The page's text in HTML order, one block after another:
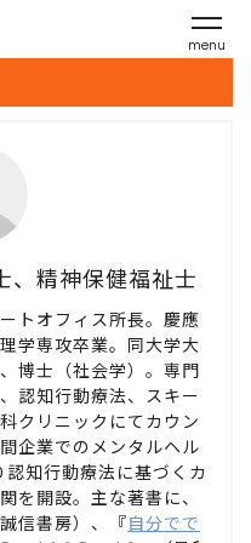
menu
、精神保健福祉士
トオフィス所長。慶應
学専攻卒業。同大学大
博士（社会学）。専門
認知行動療法、スキー
クリニックにてカウン
企業でのメンタルヘル
知行動療法に基づくカ
を開設。主な著書に、
信書房）、『自分でで